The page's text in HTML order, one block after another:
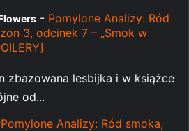
- Pomylone Analizy: Ród
3, odcinek 7 – „Smok w
zbazowana lesbijka i w książce
od...
Pomylone Analizy: Ród smoka,